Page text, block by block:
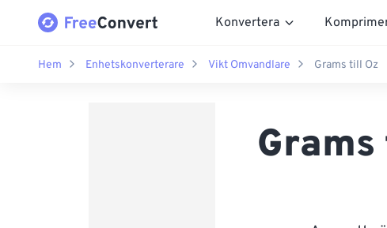
Konvertera
Hem Enhetskonverterare Vikt Omvandlare Grams till Oz